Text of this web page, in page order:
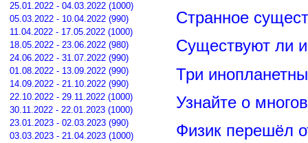
25.01.2022 - 04.03.2022 (1000)
05.03.2022 - 10.04.2022 (990)
11.04.2022 - 17.05.2022 (1000)
18.05.2022 - 23.06.2022 (980)
24.06.2022 - 31.07.2022 (990)
01.08.2022 - 13.09.2022 (990)
14.09.2022 - 21.10.2022 (990)
22.10.2022 - 29.11.2022 (1000)
30.11.2022 - 22.01.2023 (1000)
23.01.2023 - 02.03.2023 (990)
03.03.2023 - 21.04.2023 (1000)
Странное
Существуют ли
Три
Узнайте о
Физик перешёл